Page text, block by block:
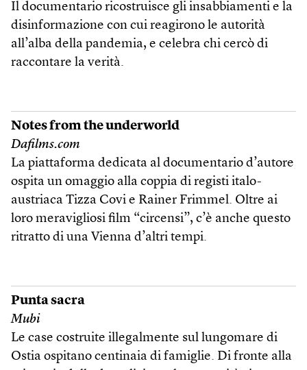
Il documentario ricostruisce gli insabbiamenti e la
disinformazione con cui reagirono le autorità
all’alba della pandemia, e celebra chi cercò di
raccontare la verità.
Notes from the underworld
Dafilms.com
La piattaforma dedicata al documentario d’autore
ospita un omaggio alla coppia di registi italo-
austriaca Tizza Covi e Rainer Frimmel. Oltre ai
loro meravigliosi film “circensi”, c’è anche questo
ritratto di una Vienna d’altri tempi.
Punta sacra
Mubi
Le case costruite illegalmente sul lungomare di
Ostia ospitano centinaia di famiglie. Di fronte alla